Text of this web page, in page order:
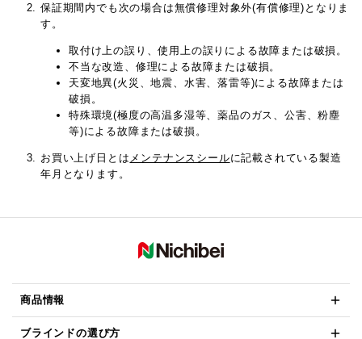
保証期間内でも次の場合は無償修理対象外(有償修理)となりま
す。
取付け上の誤り、使用上の誤りによる故障または破損。
不当な改造、修理による故障または破損。
天変地異(火災、地震、水害、落雷等)による故障または
破損。
特殊環境(極度の高温多湿等、薬品のガス、公害、粉塵
等)による故障または破損。
お買い上げ日とは メンテナンスシールに記載されている製造
年月となります。
商品情報
ブラインドの選び方